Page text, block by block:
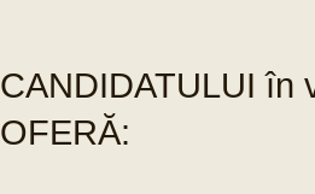
CANDIDATULUI în
OFERĂ: